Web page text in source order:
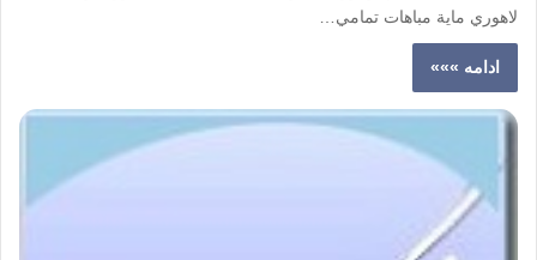
لاهوري ماية مباهات تمامي…
ادامه »»»